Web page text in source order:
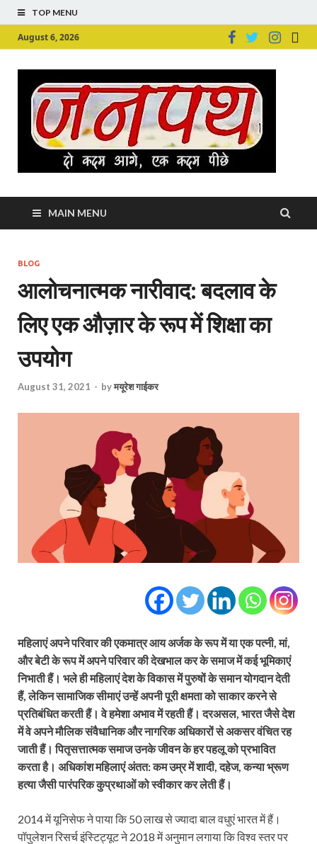
TOP MENU
August 6, 2026
MAIN MENU
BLOG
आलोचनात्मक नारीवाद: बदलाव के
लिए एक औज़ार के रूप में शिक्षा का
उपयोग
August 31, 2021 - byमयूरेश गाईकर
महिलाएं अपने परिवार की एकमात्र आय अर्जक के रूप में या एक पत्नी, मां,
और बेटी के रूप में अपने परिवार की देखभाल कर के समाज में कई भूमिकाएं
निभाती हैं। भले ही महिलाएं देश के विकास में पुरुषों के समान योगदान देती
हैं, लेकिन सामाजिक सीमाएं उन्हें अपनी पूरी क्षमता को साकार करने से
प्रतिबंधित करती हैं। वे हमेशा अभाव में रहती हैं। दरअसल, भारत जैसे देश
में वे अपने मौलिक संवैधानिक और नागरिक अधिकारों से अकसर वंचित रह
जाती हैं। पितृसत्तात्मक समाज उनके जीवन के हर पहलू को प्रभावित
करता है। अधिकांश महिलाएं अंतत: कम उम्र में शादी, दहेज, कन्या भ्रूण
हत्या जैसी पारंपरिक कुप्रथाओं को स्वीकार कर लेती हैं।
2014 में यूनिसेफ ने पाया कि 50 लाख से ज्यादा बाल वधुएं भारत में हैं।
पॉपुलेशन रिसर्च इंस्टिट्यूट ने 2018 में अनुमान लगाया कि विश्व स्तर पर